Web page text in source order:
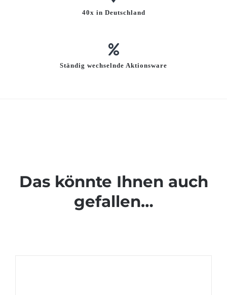
40x in Deutschland
Ständig wechselnde Aktionsware
Das könnte Ihnen auch
gefallen…